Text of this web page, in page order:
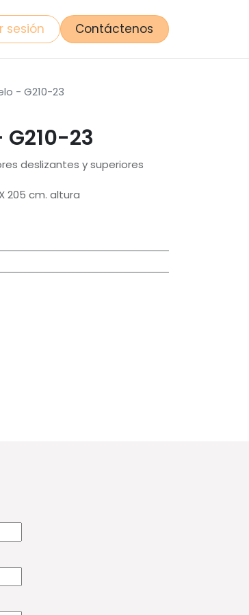
sesión Contáctenos
- G210-23
23
deslizantes y superiores
205 cm. altura